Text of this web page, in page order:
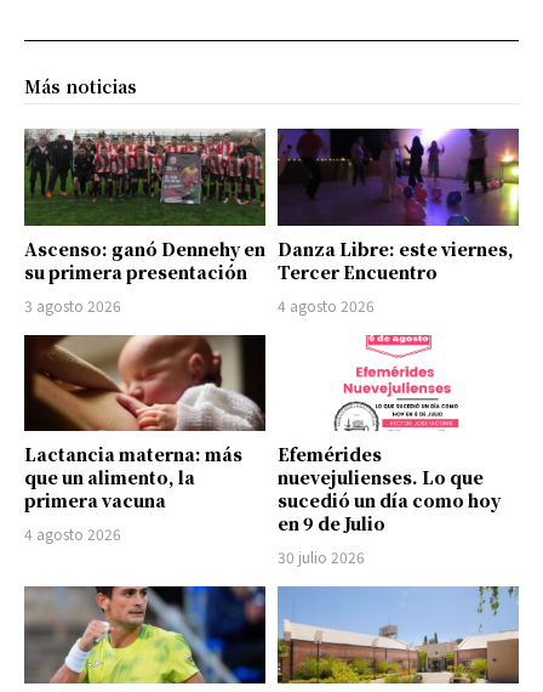
Más noticias
Ascenso: ganó Dennehy en
su primera presentación
3 agosto 2026
Danza Libre: este viernes,
Tercer Encuentro
4 agosto 2026
Lactancia materna: más
que un alimento, la
primera vacuna
4 agosto 2026
Efemérides
nuevejulienses. Lo que
sucedió un día como hoy
en 9 de Julio
30 julio 2026